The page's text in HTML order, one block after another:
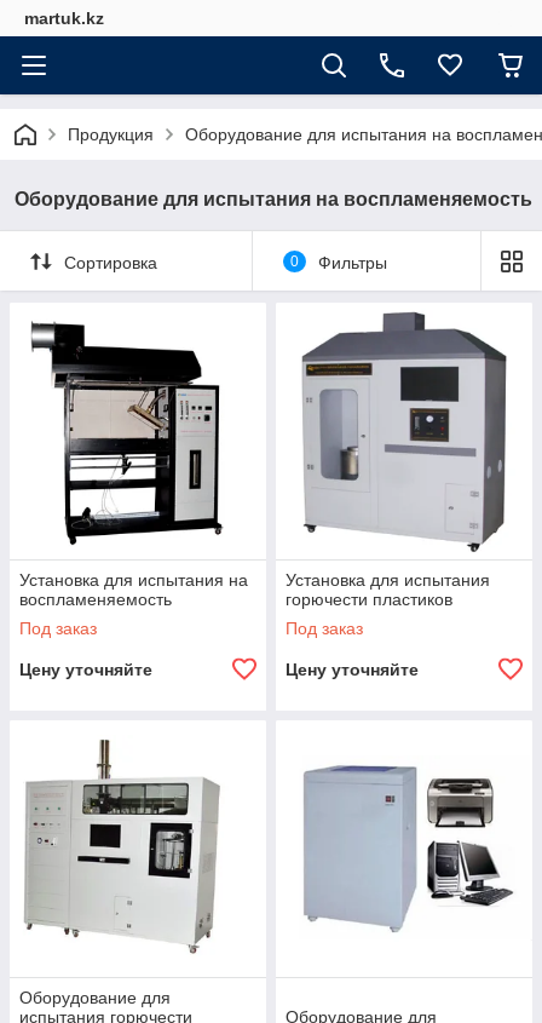
martuk.kz
Продукция Оборудование для испытания на
Оборудование для испытания на воспламеняемость
Сортировка 0 Фильтры
Установка для испытания на
воспламеняемость
Под заказ
Цену уточняйте
Установка для испытания
горючести пластиков
Под заказ
Цену уточняйте
Оборудование для
испытания горючести
Оборудование для